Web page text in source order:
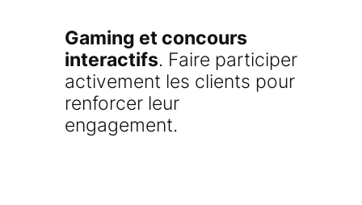
Gaming et concours
interactifs. Faire participer
activement les clients pour
renforcer leur
engagement.